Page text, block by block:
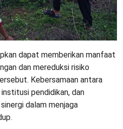
dapat memberikan manfaat
dan mereduksi risiko
Kebersamaan antara
pendidikan, dan
dalam menjaga